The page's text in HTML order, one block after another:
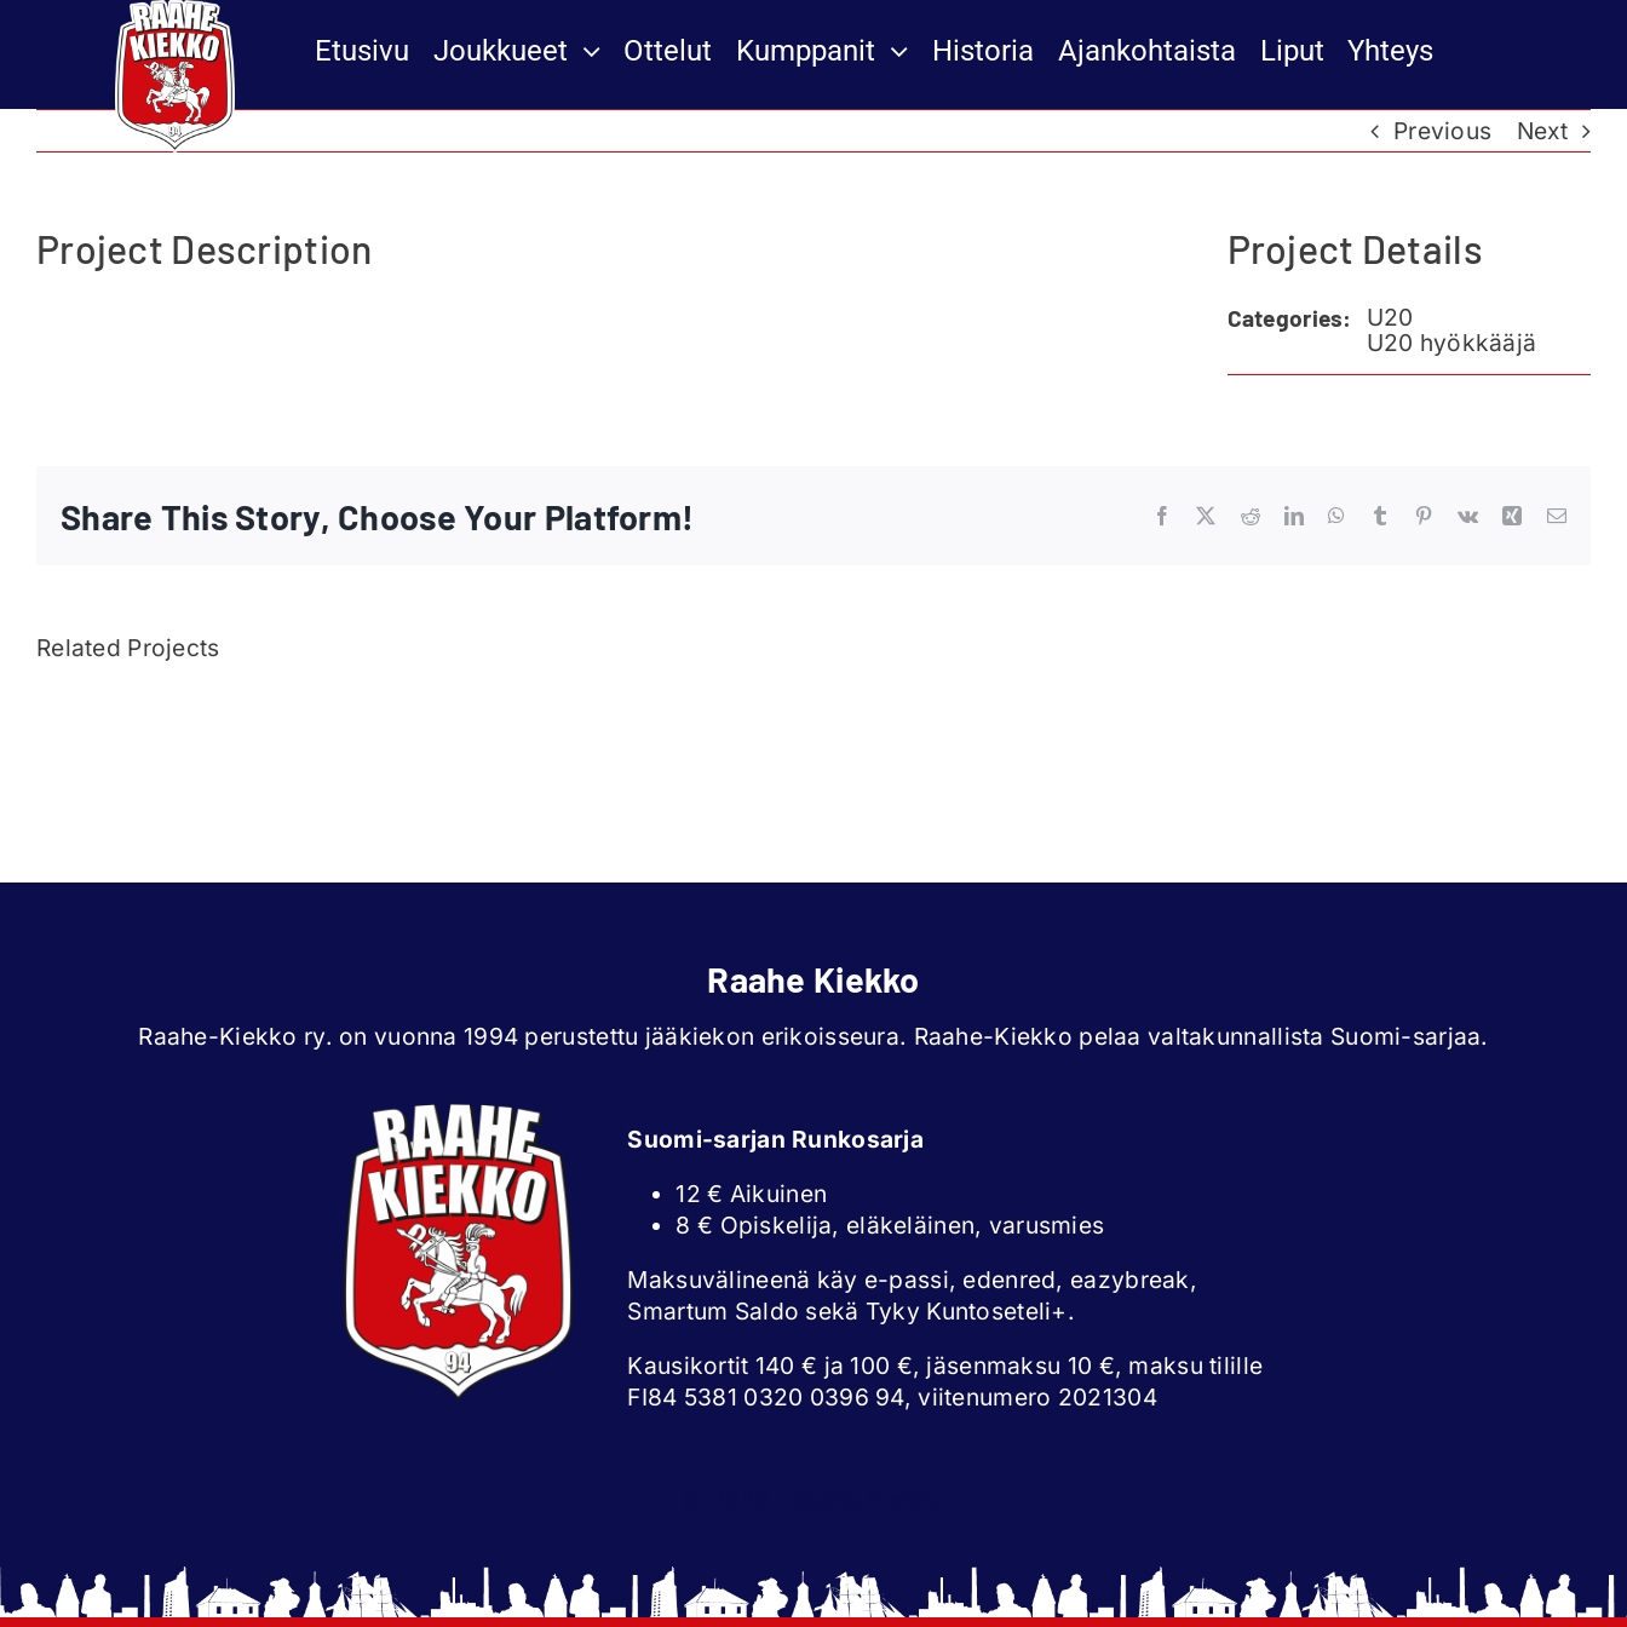
Etusivu Joukkueet Ottelut Kumppanit Historia Ajankohtaista Liput Yhteys
Previous Next
Project Description Project Details
Categories:
U20
U20 hyökkääjä
Share This Story, Choose Your Platform! Facebook RedditLinkedInWhatsApp
Tumblr Pinterest
Vk XingEmail
Related Projects
Raahe Kiekko
Raahe-Kiekko ry. on vuonna 1994 perustettu jääkiekon erikoisseura. Raahe-Kiekko pelaa valtakunnallista Suomi-sarjaa.
Suomi-sarjan Runkosarja
12 € Aikuinen
8 € Opiskelija, eläkeläinen, varusmies
Maksuvälineenä käy e-passi, edenred, eazybreak,
Smartum Saldo sekä Tyky Kuntoseteli+.
Kausikortit 140 € ja 100 €, jäsenmaksu 10 €, maksu tilille
FI84 5381 0320 0396 94, viitenumero 2021304